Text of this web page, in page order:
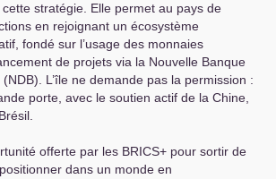
cette stratégie. Elle permet au pays de
en rejoignant un écosystème
fondé sur l’usage des monnaies
de projets via la Nouvelle Banque
(NDB). L’île ne demande pas la permission :
porte, avec le soutien actif de la Chine,
offerte par les BRICS+ pour sortir de
dans un monde en